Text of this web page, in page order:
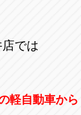
では
軽自動車から